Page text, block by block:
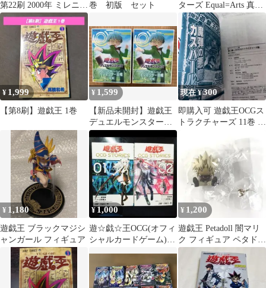
第22刷 2000年 ミレニア
ム 千年アイテム
巻 初版 セット
ターズ Equal=Arts 真紅
眼の黒竜
¥ 1,999
【第8刷】遊戯王 1巻
¥ 1,599
【新品未開封】遊戯王
デュエルモンスターズ
インセクター羽蛾 フィ
ギュア 2個
現在 ¥300
即購入可 遊戯王OCGス
トラクチャーズ 11巻 特
¥ 1,180
遊戯王 ブラックマジシ
ャンガール フィギュア
¥1,000
遊☆戯☆王OCG(オフィ
シャルカードゲーム)
¥ 1,200
遊戯王 Petadoll 闇マリ
ク フィギュア ペタドー
ル